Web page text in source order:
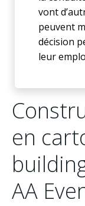
vont
peuvent
décision
leur
en
AA